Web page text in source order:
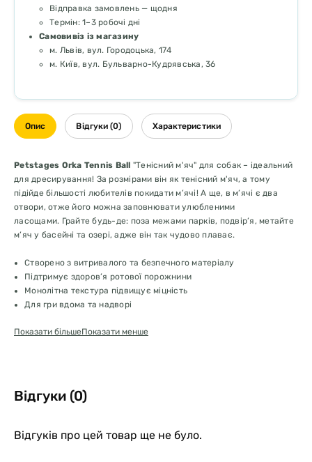
Відправка замовлень — щодня
Термін: 1–3 робочі дні
Самовивіз із магазину
м. Львів, вул. Городоцька, 174
м. Київ, вул. Бульварно-Кудрявська, 36
Опис Відгуки (0) Характеристики
Petstages Orka Tennis Ball "Тенісний м'яч" для собак – ідеальний
для дресирування! За розмірами він як тенісний м'яч, а тому
підійде більшості любителів покидати м’ячі! А ще, в м’ячі є два
отвори, отже його можна заповнювати улюбленими
ласощами. Грайте будь-де: поза межами парків, подвір’я, метайте
м’яч у басейні та озері, адже він так чудово плаває.
Створено з витривалого та безпечного матеріалу
Підтримує здоров’я ротової порожнини
Монолітна текстура підвищує міцність
Для гри вдома та надворі
Діаметр: 6 см
Показати більшеПоказати менше
Відгуки (0)
Відгуків про цей товар ще не було.